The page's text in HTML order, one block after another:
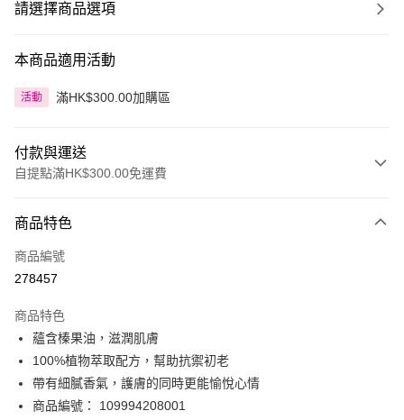
請選擇商品選項
本商品適用活動
活動 滿HK$300.00加購區
付款與運送
自提點滿HK$300.00免運費
信用卡
Apple Pay
PayMe
WeChat Pay
BoC Pay
商品特色
商品編號
278457
商品特色
蘊含榛果油，滋潤肌膚
100%植物萃取配方，幫助抗禦初老
帶有細膩香氣，護膚的同時更能愉悅心情
商品編號： 109994208001